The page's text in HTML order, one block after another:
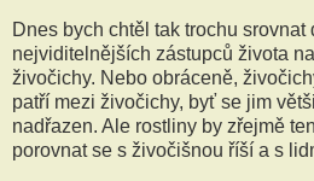
Dnes bych chtěl tak trochu srovnat
nejviditelnějších zástupců života
živočichy. Nebo obráceně,
patří mezi živočichy, byť se jim
nadřazen. Ale rostliny by zřejmě
porovnat se s živočišnou říší a s